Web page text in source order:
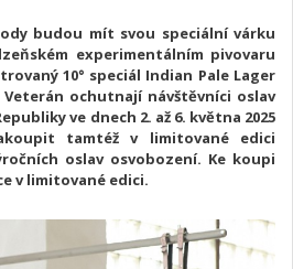
budou mít svou speciální várku
experimentálním pivovaru
10° speciál Indian Pale Lager
Veterán ochutnají návštěvníci oslav
ve dnech 2. až 6. května 2025
tamtéž v limitované edici
oslav osvobození. Ke koupi
v limitované edici.